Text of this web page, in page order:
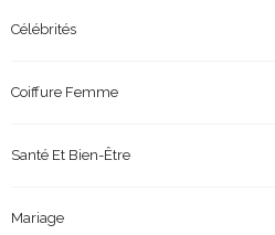
Célébrités
Coiffure Femme
Santé Et Bien-Être
Mariage